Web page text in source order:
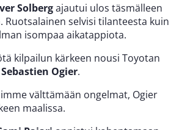
Solbergajautui ulos täsmälleen
Ruotsalainen selvisi tilanteesta kuin
isompaa aikatappiota.
kilpailun kärkeen nousi Toyotan
Sebastien Ogier.
välttämään ongelmat, Ogier
maalissa.